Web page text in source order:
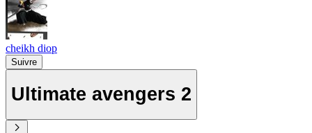
cheikh diop
Suivre
Ultimate avengers 2